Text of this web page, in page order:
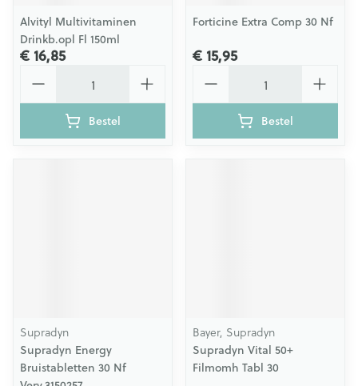
Alvityl Multivitaminen
Drinkb.opl Fl 150ml
€ 16,85
Bestel
Forticine Extra Comp 30 Nf
€ 15,95
Bestel
Supradyn
Supradyn Energy
Bruistabletten 30 Nf
Bayer, Supradyn
Supradyn Vital 50+
Filmomh Tabl 30